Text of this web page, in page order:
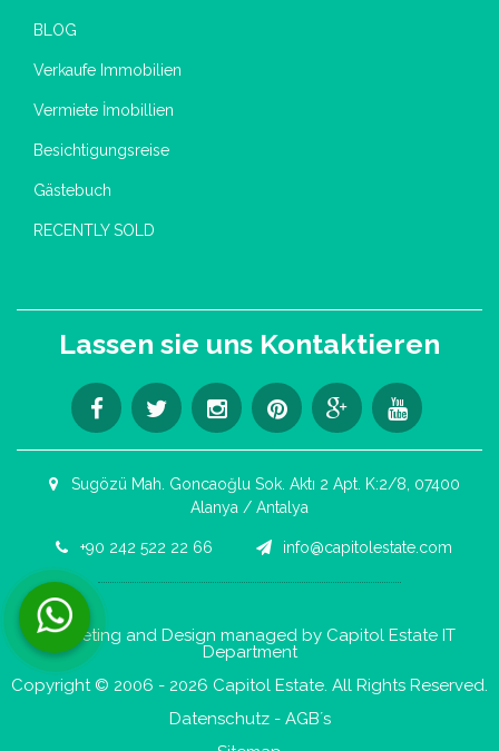
Kontaktieren Sie uns jetzt per WhatsApp!
BLOG
Verkaufe Immobilien
Vermiete İmobillien
Besichtigungsreise
Gästebuch
RECENTLY SOLD
Lassen sie uns Kontaktieren
Sugözü Mah. Goncaoğlu Sok. Aktı 2 Apt. K:2/8, 07400
Alanya / Antalya
+90 242 522 22 66 info@capitolestate.com
Marketing and Design managed by Capitol Estate IT
Department
Copyright © 2006 - 2026 Capitol Estate. All Rights Reserved.
Datenschutz- AGB´s